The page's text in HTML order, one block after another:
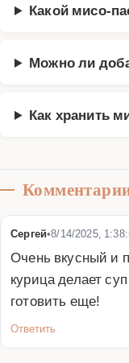
Какой мисо-
Можно ли
Как хранить
Сергей•8/14/2025,
Очень вкусный и
курица делает
готовить еще!
Ответить